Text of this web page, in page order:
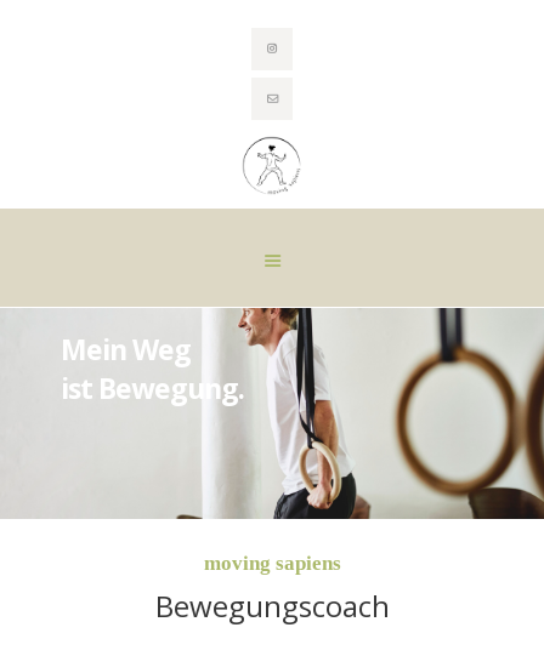
HEILUNG DURCH
BEWEGUNG
ÜBER MICH
Mein Weg
ist Bewegung.
moving sapiens
Bewegungscoach